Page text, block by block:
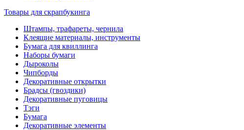
Товары для скрапбукинга
Штампы, трафареты, чернила
Клеящие материалы, инструменты
Бумага для квиллинга
Наборы бумаги
Дыроколы
Чипборды
Декоративные открытки
Брадсы (гвоздики)
Декоративные пуговицы
Тэги
Бумага
Декоративные элементы